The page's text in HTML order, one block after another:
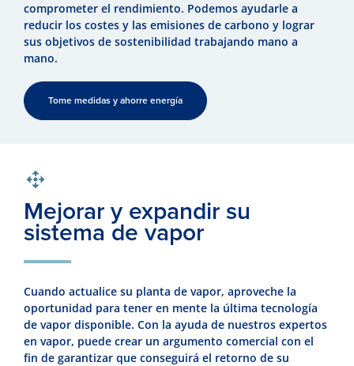
comprometer el rendimiento. Podemos ayudarle a
reducir los costes y las emisiones de carbono y lograr
sus objetivos de sostenibilidad trabajando mano a
mano.
Tome medidas y ahorre energía
Mejorar y expandir su
sistema de vapor
Cuando actualice su planta de vapor, aproveche la
oportunidad para tener en mente la última tecnología
de vapor disponible. Con la ayuda de nuestros expertos
en vapor, puede crear un argumento comercial con el
fin de garantizar que conseguirá el retorno de su